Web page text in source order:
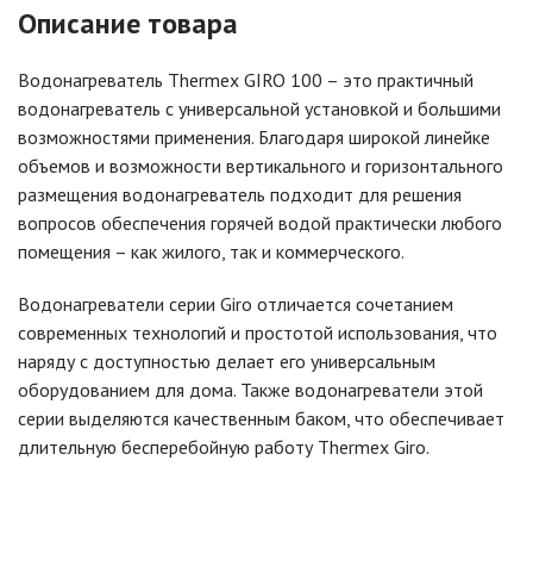
Описание товара
Водонагреватель Thermex GIRO 100 – это практичный
водонагреватель с универсальной установкой и большими
возможностями применения. Благодаря широкой линейке
объемов и возможности вертикального и горизонтального
размещения водонагреватель подходит для решения
вопросов обеспечения горячей водой практически любого
помещения – как жилого, так и коммерческого.
Водонагреватели серии Giro отличается сочетанием
современных технологий и простотой использования, что
наряду с доступностью делает его универсальным
оборудованием для дома. Также водонагреватели этой
серии выделяются качественным баком, что обеспечивает
длительную бесперебойную работу Thermex Giro.